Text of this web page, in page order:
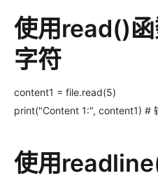
使用read()
字符
content1 = file.read(5)
print("Content 1:", content1) #
使用